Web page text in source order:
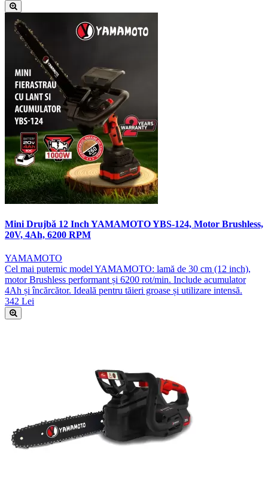
Mini Drujbă 12 Inch YAMAMOTO YBS-124, Motor Brushless,
20V, 4Ah, 6200 RPM
YAMAMOTO
Cel mai puternic model YAMAMOTO: lamă de 30 cm (12 inch),
motor Brushless performant și 6200 rot/min. Include acumulator
4Ah și încărcător. Ideală pentru tăieri groase și utilizare intensă.
342 Lei